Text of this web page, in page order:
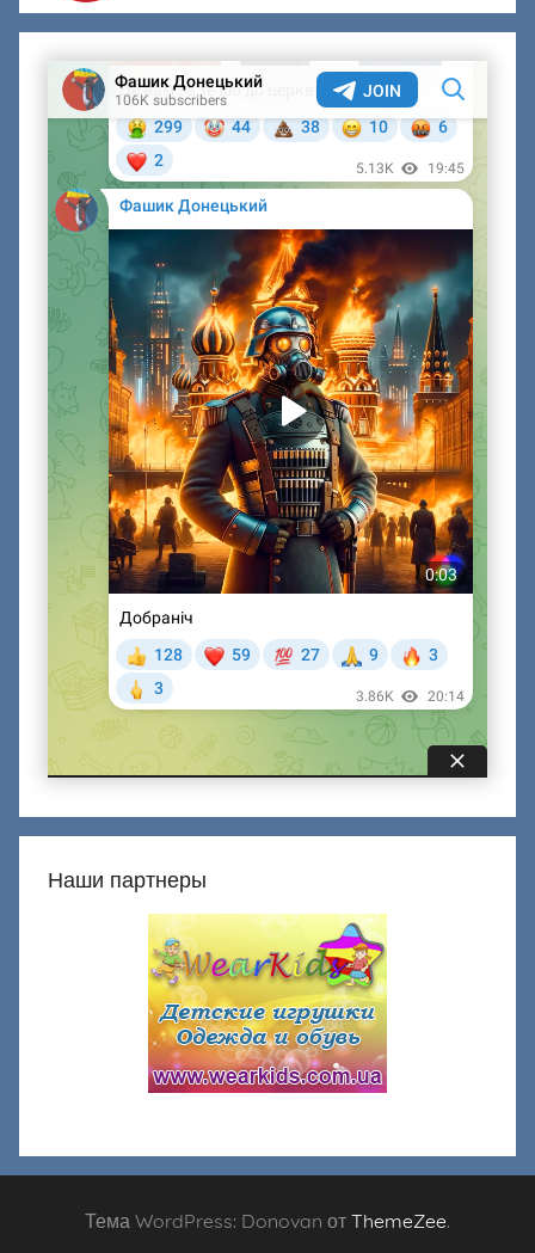
Наши партнеры
Тема WordPress: Donovan от ThemeZee.